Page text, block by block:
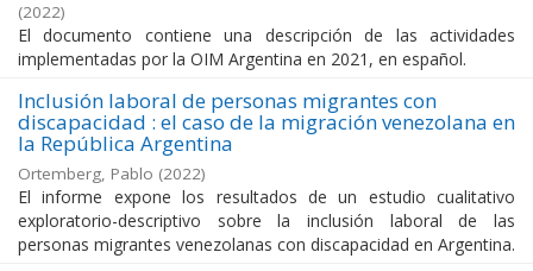
(2022)
El documento contiene una descripción de las actividades
implementadas por la OIM Argentina en 2021, en español.
Inclusión laboral de personas migrantes con
discapacidad : el caso de la migración venezolana en
la República Argentina
Ortemberg, Pablo (2022)
El informe expone los resultados de un estudio cualitativo
exploratorio-descriptivo sobre la inclusión laboral de las
personas migrantes venezolanas con discapacidad en Argentina.